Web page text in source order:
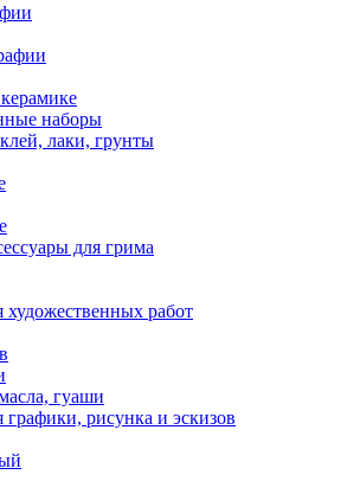
наборы
лаки, грунты
для грима
художественных работ
гуаши
графики, рисунка и эскизов